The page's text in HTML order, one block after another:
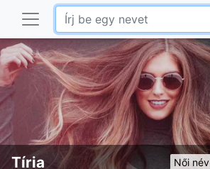
Női név
Tíria